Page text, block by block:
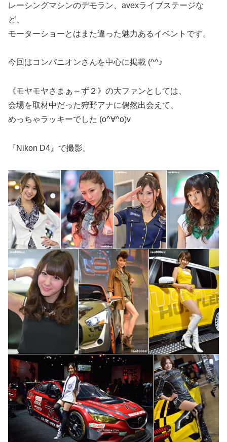
レーシングマシンのデモラン、avexライブステージな
ど、
モーターショーとはまた違った魅力あるイベントです。
今回はコンパニオンさんを中心に掲載 (^^♪
《モヤモヤさまぁ～ず２》の大ファンとしては、
会場を取材中だった狩野アナに偶然出会えて、
めっちゃラッキーでした (o^∀^o)v
『Nikon D4』で撮影。